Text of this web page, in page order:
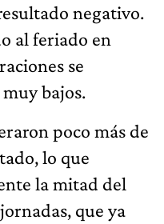
negativo.
al feriado en
se
bajos.
poco más de
lo que
la mitad del
que ya